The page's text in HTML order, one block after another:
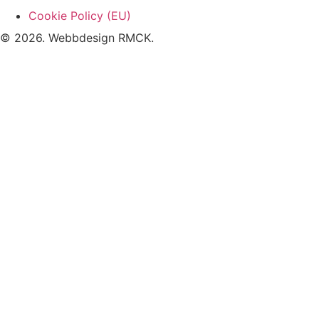
Cookie Policy (EU)
© 2026. Webbdesign RMCK.